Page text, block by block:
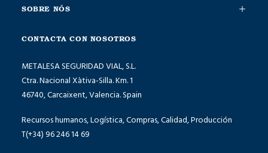
SOBRE NÓS
CONTACTA CON NOSOTROS
METALESA SEGURIDAD VIAL, S.L.
Ctra. Nacional Xàtiva-Silla. Km. 1
46740, Carcaixent, Valencia. Spain
Recursos humanos, Logística, Compras, Calidad, Producción
T(+34) 96 246 14 69